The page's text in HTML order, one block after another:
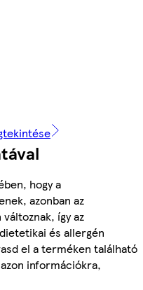
hogy a
azonban az
így az
és allergén
el a terméken található
információkra,